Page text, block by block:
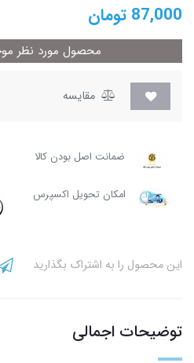
87,000 تومان
محصول مورد نظر
مقایسه
ضمانت اصل بودن کالا
امکان تحویل اکسپرس
این محصول را به اشتراک بگذارید
توضیحات اجمالی